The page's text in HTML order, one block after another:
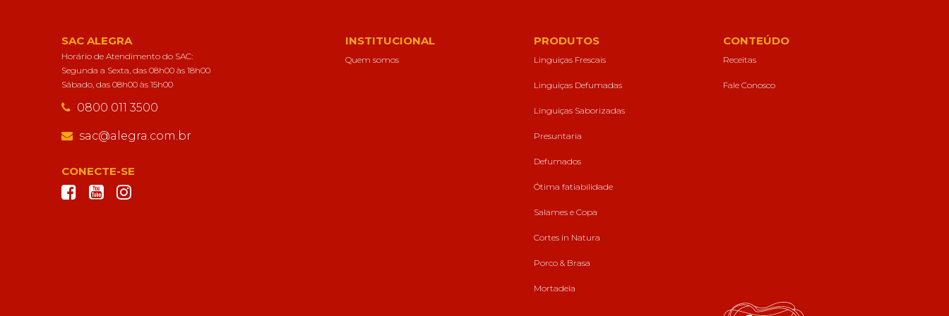
SAC ALEGRA
Horário de Atendimento do SAC:
Segunda a Sexta, das 08h00 às 18h00
Sábado, das 08h00 às 15h00
0800 011 3500
sac@alegra.com.br
CONECTE-SE
INSTITUCIONAL
Quem somos
PRODUTOS
Linguiças Frescais
Linguiças Defumadas
Linguiças Saborizadas
Presuntaria
Defumados
Ótima fatiabilidade
Salames e Copa
Cortes in Natura
Porco & Brasa
Mortadela
CONTEÚDO
Receitas
Fale Conosco
Eu aceito os
Desempenho
nosso site tenha
desempenho
durante a sua
recusar estes
desaparecerão